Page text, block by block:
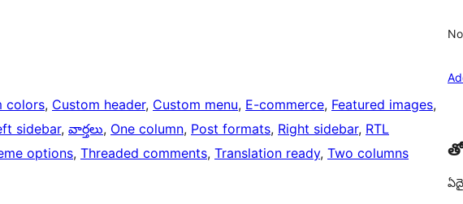
colors, Custom header, Custom menu, E-commerce, Featured images
sidebar, వార్తలు, One column, Post formats, Right sidebar, RTL
options, Threaded comments, Translation ready, Two columns